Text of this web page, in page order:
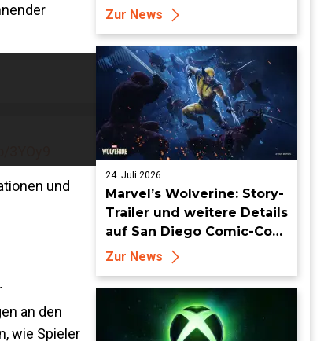
und
an den
wie Spieler
ab dem 19. August in die
Keian-Ära!
Zur News
24. Juli 2026
Marvel’s Wolverine: Story-
Trailer und weitere Details
auf San Diego Comic-Con
enthüllt
Zur News